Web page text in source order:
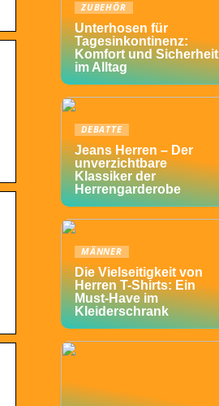
ZUBEHÖR
Unterhosen für
Tagesinkontinenz:
Komfort und Sicherheit
im Alltag
DEBATTE
Jeans Herren – Der
unverzichtbare
Klassiker der
Herrengarderobe
MÄNNER
Die Vielseitigkeit von
Herren T-Shirts: Ein
Must-Have im
Kleiderschrank